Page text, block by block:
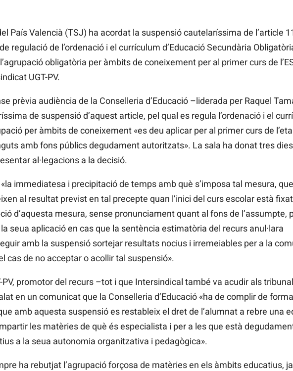
País Valencià (TSJ) ha acordat la suspensió cautelaríssima de l’article
regulació de l’ordenació i el currículum d’Educació Secundària
obligatòria per àmbits de coneixement per al primer curs de
UGT-PV.
prèvia audiència de la Conselleria d’Educació –liderada per Raquel
de suspensió d’aquest article, pel qual es regula l’ordenació i el
per àmbits de coneixement «es deu aplicar per al primer curs de
amb fons públics degudament autoritzats». La sala ha donat tres
al·legacions a la decisió.
immediatesa i precipitació de temps amb què s’imposa tal mesura,
al resultat previst en tal precepte quan l’inici del curs escolar està
d’aquesta mesura, sense pronunciament quant al fons de l’assumpte,
seua aplicació en cas que la sentència estimatòria del recurs anul·lara
amb la suspensió sortejar resultats nocius i irremeiables per a la
cas de no acceptar o acollir tal suspensió».
PV, promotor del recurs –tot i que Intersindical també va acudir als
en un comunicat que la Conselleria d’Educació «ha de complir de forma
amb aquesta suspensió es restableix el dret de l’alumnat a rebre una
les matèries de què és especialista i per a les que està
a la seua autonomia organitzativa i pedagògica».
ha rebutjat l’agrupació forçosa de matèries en els àmbits educatius,